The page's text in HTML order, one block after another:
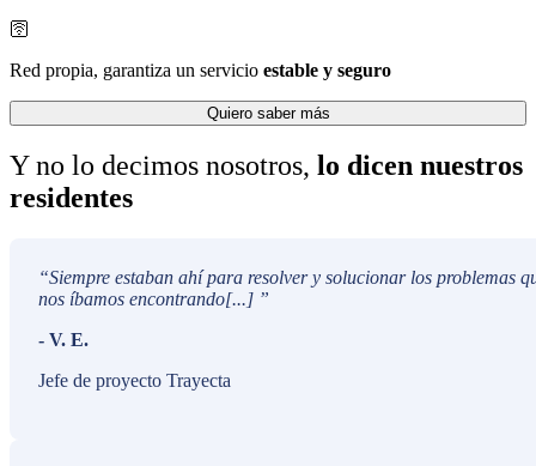
🛜
Red propia, garantiza un servicio estable y seguro
Quiero saber más
Y no lo decimos nosotros, lo dicen nuestros
residentes
“Siempre estaban ahí para resolver y solucionar los problemas
nos íbamos encontrando[...] ”
- V. E.
Jefe de proyecto Trayecta